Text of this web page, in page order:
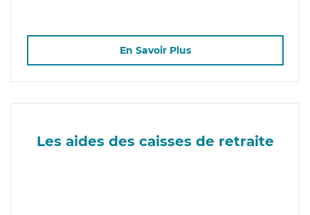
En Savoir Plus
Les aides des caisses de retraite